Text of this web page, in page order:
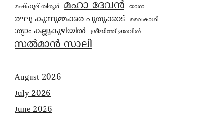
മഷ്ഹൂദ് തിരൂർ മഹാ ദേവൻ യാഗാ
രഘു കുന്നുമ്മക്കര പുതുക്കാട് വൈകാശി
ശ്യാം കല്ലുകുഴിയിൽ ശ്രീജിത്ത് ഇരവിൽ
സൽമാൻ സാലി
August 2026
July 2026
June 2026